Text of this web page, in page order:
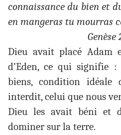
connaissance du bien et
en mangeras tu mourras
Genèse 2 :
Dieu avait placé Adam
d’Eden, ce qui signifie :
biens, condition idéale
interdit, celui que nous
Dieu les avait béni et
dominer sur la terre.